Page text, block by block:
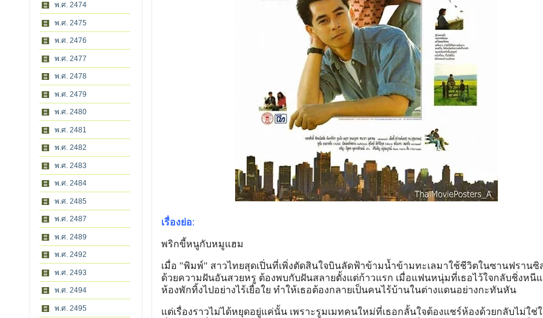
พ.ศ. 2474
พ.ศ. 2475
พ.ศ. 2476
พ.ศ. 2477
พ.ศ. 2478
พ.ศ. 2479
พ.ศ. 2480
พ.ศ. 2481
พ.ศ. 2482
พ.ศ. 2483
พ.ศ. 2484
พ.ศ. 2485
พ.ศ. 2487
พ.ศ. 2489
พ.ศ. 2492
พ.ศ. 2493
พ.ศ. 2494
พ.ศ. 2495
เรื่องย่อ:
พริกขี้หนูกับหมูแฮม
เมื่อ "พิมพ์" สาวไทยสุดเปิ่นที่เพิ่งตัดสินใจบินลัดฟ้าข้ามน้ำข้ามทะเลมาใช้ชีวิตในซานฟรานซิ
ด้วยความฝันอันสวยหรู ต้องพบกับฝันสลายตั้งแต่ก้าวแรก เมื่อแฟนหนุ่มที่เธอไว้ใจกลับชิ่งหนี
ห้องพักทิ้งไปอย่างไร้เยื่อใย ทำให้เธอต้องกลายเป็นคนไร้บ้านในต่างแดนอย่างกะทันหัน
แต่เรื่องราวไม่ได้หยุดอยู่แค่นั้น เพราะรูมเมทคนใหม่ที่เธอกลั้นใจต้องแชร์ห้องด้วยกลับไม่ใช่